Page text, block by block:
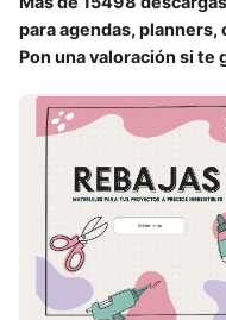
para agendas,
Pon una valoración si te